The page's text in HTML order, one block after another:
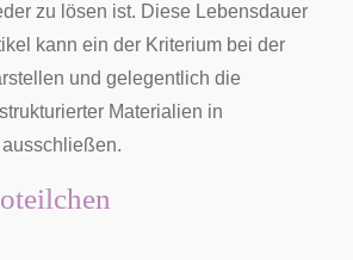
zu lösen ist. Diese Lebensdauer
kann ein der Kriterium bei der
und gelegentlich die
Materialien in